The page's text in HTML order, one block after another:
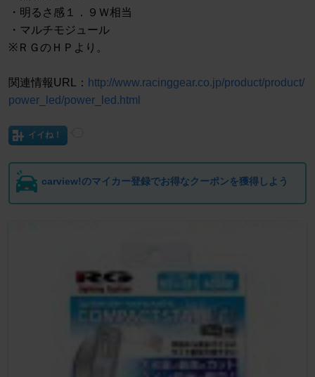
・明るさ感１．９Ｗ相当
・マルチモジュール
※ＲＧのＨＰより。
関連情報URL： http://www.racinggear.co.jp/product/product/
power_led/power_led.html
イイね！
carview!のマイカー登録でお得なクーポンを獲得しよう